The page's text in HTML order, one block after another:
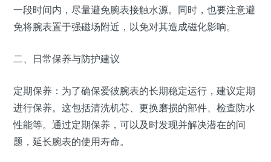
一段时间内，尽量避免腕表接触水源。同时，也要注意避
免将腕表置于强磁场附近，以免对其造成磁化影响。
二、日常保养与防护建议
定期保养：为了确保爱彼腕表的长期稳定运行，建议定期
进行保养。这包括清洗机芯、更换磨损的部件、检查防水
性能等。通过定期保养，可以及时发现并解决潜在的问
题，延长腕表的使用寿命。